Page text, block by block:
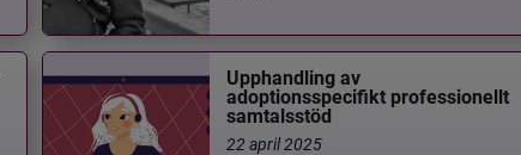
Upphandling av
adoptionsspecifikt professionellt
samtalsstöd
22 april 2025